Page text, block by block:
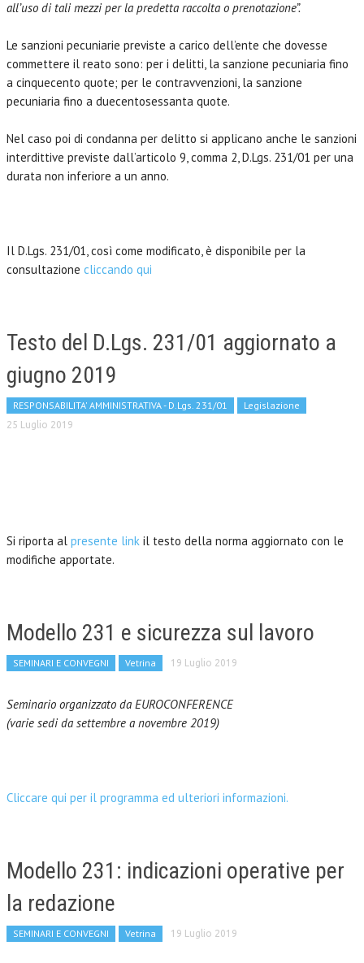
all’uso di tali mezzi per la predetta raccolta o prenotazione”.
Le sanzioni pecuniarie previste a carico dell’ente che dovesse
commettere il reato sono: per i delitti, la sanzione pecuniaria fino
a cinquecento quote; per le contravvenzioni, la sanzione
pecuniaria fino a duecentosessanta quote.
Nel caso poi di condanna per delitto si applicano anche le sanzioni
interdittive previste dall’articolo 9, comma 2, D.Lgs. 231/01 per una
durata non inferiore a un anno.
Il D.Lgs. 231/01, così come modificato, è disponibile per la
consultazione cliccando qui
Testo del D.Lgs. 231/01 aggiornato a
giugno 2019
RESPONSABILITA' AMMINISTRATIVA - D.Lgs. 231/01 Legislazione
25 Luglio 2019
Si riporta al presente link il testo della norma aggiornato con le
modifiche apportate.
Modello 231 e sicurezza sul lavoro
SEMINARI E CONVEGNI Vetrina 19 Luglio 2019
Seminario organizzato da EUROCONFERENCE
(varie sedi da settembre a novembre 2019)
Cliccare qui per il programma ed ulteriori informazioni.
Modello 231: indicazioni operative per
la redazione
SEMINARI E CONVEGNI Vetrina 19 Luglio 2019